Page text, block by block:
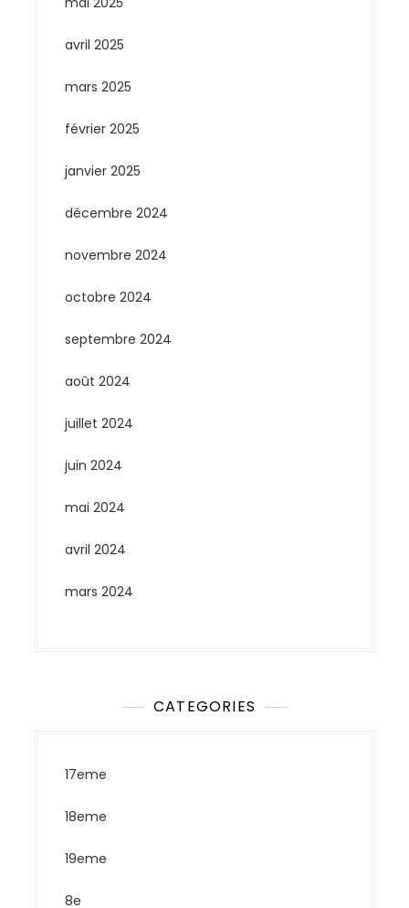
avril 2025
mars 2025
février 2025
janvier 2025
décembre 2024
novembre 2024
octobre 2024
septembre 2024
août 2024
juillet 2024
juin 2024
mai 2024
avril 2024
mars 2024
CATEGORIES
17eme
18eme
19eme
8e